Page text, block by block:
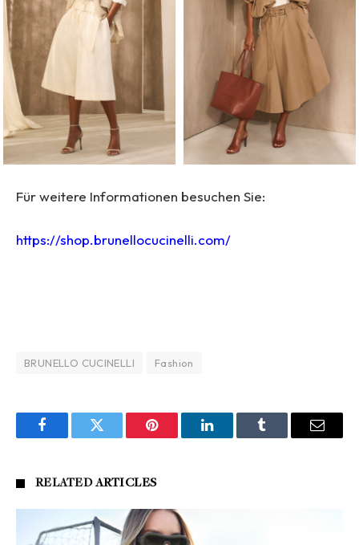
Für weitere Informationen besuchen Sie:
https://shop.brunellocucinelli.com/
BRUNELLO CUCINELLI Fashion
FacebookTwitter Pinterest LinkedInTumblr Email
RELATEDARTICLES